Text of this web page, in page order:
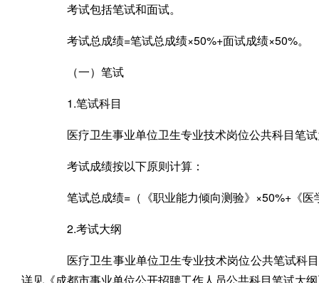
考试包括笔试和面试。
考试总成绩=笔试总成绩×50%+面试成绩×50%。
（一）笔试
1.笔试科目
医疗卫生事业单位卫生专业技术岗位公共科目笔
考试成绩按以下原则计算：
笔试总成绩=（《职业能力倾向测验》×50%+《医
2.考试大纲
医疗卫生事业单位卫生专业技术岗位公共笔试科